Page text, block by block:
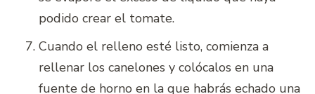
podido crear el tomate.
Cuando el relleno esté listo, comienza a
rellenar los canelones y colócalos en una
fuente de horno en la que habrás echado una